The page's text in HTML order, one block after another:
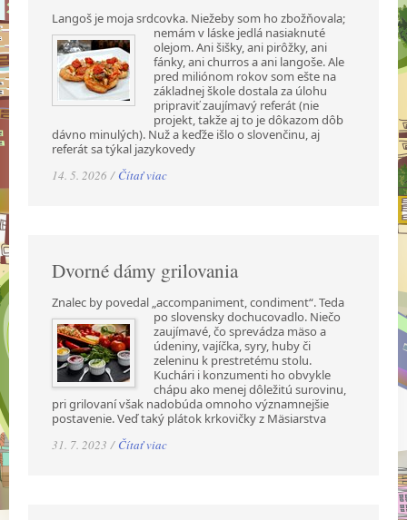
Langoš je moja srdcovka. Niežeby som ho zbožňovala;
nemám v láske jedlá nasiaknuté
olejom. Ani šišky, ani pirôžky, ani
fánky, ani churros a ani langoše. Ale
pred miliónom rokov som ešte na
základnej škole dostala za úlohu
pripraviť zaujímavý referát (nie
projekt, takže aj to je dôkazom dôb
dávno minulých). Nuž a keďže išlo o slovenčinu, aj
referát sa týkal jazykovedy
14. 5. 2026 / Čítať viac
Dvorné dámy grilovania
Znalec by povedal „accompaniment, condiment“. Teda
po slovensky dochucovadlo. Niečo
zaujímavé, čo sprevádza mäso a
údeniny, vajíčka, syry, huby či
zeleninu k prestretému stolu.
Kuchári i konzumenti ho obvykle
chápu ako menej dôležitú surovinu,
pri grilovaní však nadobúda omnoho významnejšie
postavenie. Veď taký plátok krkovičky z Mäsiarstva
31. 7. 2023 / Čítať viac